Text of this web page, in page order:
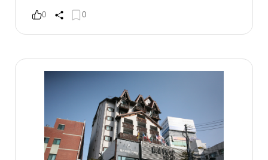
0 0